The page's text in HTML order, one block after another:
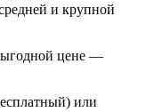
и крупной
цене —
или